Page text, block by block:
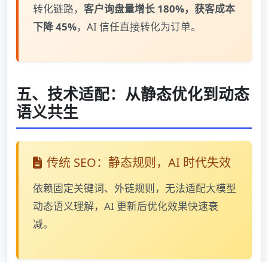
转化链路， 客户询盘量增长 180%，获客成本
下降 45%，AI 信任直接转化为订单。
五、技术适配：从静态优化到动态
语义共生
传统 SEO：静态规则，AI 时代失效
依赖固定关键词、外链规则，无法适配大模型
动态语义理解，AI 更新后优化效果快速衰
减。